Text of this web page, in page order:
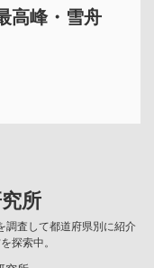
高峰・雪舟
所
調査して都道府県別に紹介
探索中。